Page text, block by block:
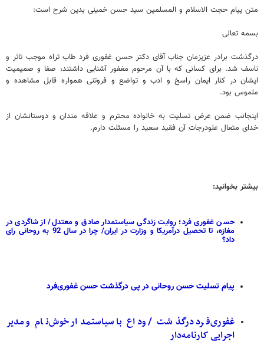
متن پیام حجت الاسلام و المسلمین سید حسن خمینی بدین شرح است:
بسمه تعالی
درگذشت برادر عزیزمان جناب آقای دکتر حسن غفوری فرد طاب ثراه موجب تاثر و
تاسف شد. برای کسانی که با آن مرحوم مغفور آشنایی داشتند، صفا و صمیمیت
ایشان در کنار ایمان راسخ و ادب و تواضع و فروتنی همواره قابل مشاهده و
ملموس بود.
اینجانب ضمن عرض تسلیت به خانواده محترم و علاقه مندان و دوستانشان از
خدای متعال علودرجات آن فقید سعید را مسئلت دارم.
بیشتر بخوانید:
حسن غفوری فرد؛ روایت زندگی سیاستمدار صادق و معتدل/ از شاگردی در
مغازه، تا تحصیل درآمریکا و وزارت در ایران/ چرا در سال 92 به روحانی رای
داد؟
پیام تسلیت حسن روحانی در پی درگذشت حسن غفوری‌فرد
غفوری‌فرد درگذشت / وداع با سیاستمدار خوش‌نام و مدیر
اجرایی کارنامه‌دار